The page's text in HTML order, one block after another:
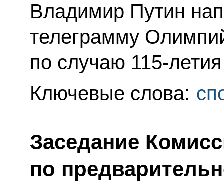
Владимир Путин
телеграмму
по случаю 115-
Ключевые слова:
Заседание
по